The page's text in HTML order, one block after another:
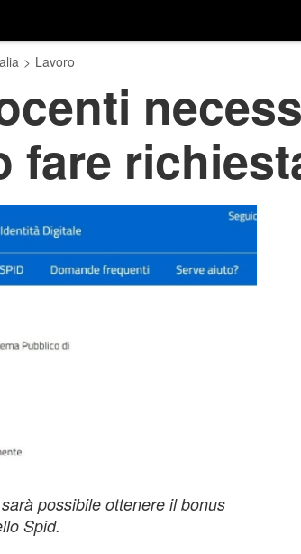
> Lavoro
fare
possibile ottenere il bonus
Spid.